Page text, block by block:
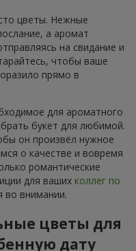
цветы. Нежные
а аромат
на свидание и
чтобы ваше
прямо в
для ароматного
букет для любимой.
он произвёл нужное
о качестве и вовремя
романтические
для ваших коллег по
во внимании.
цветы для
дату